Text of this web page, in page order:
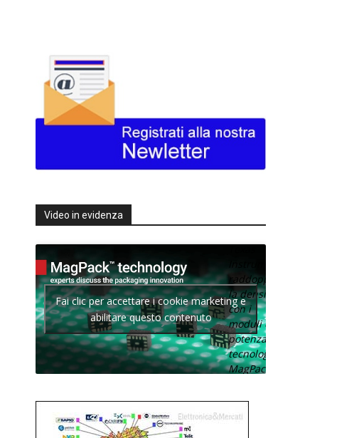
Video in evidenza
Texas
raddoppia
la densità
con i
moduli di
potenza con
tecnologia
MagPack.
Fai clic per accettare i cookie marketing e
abilitare questo contenuto